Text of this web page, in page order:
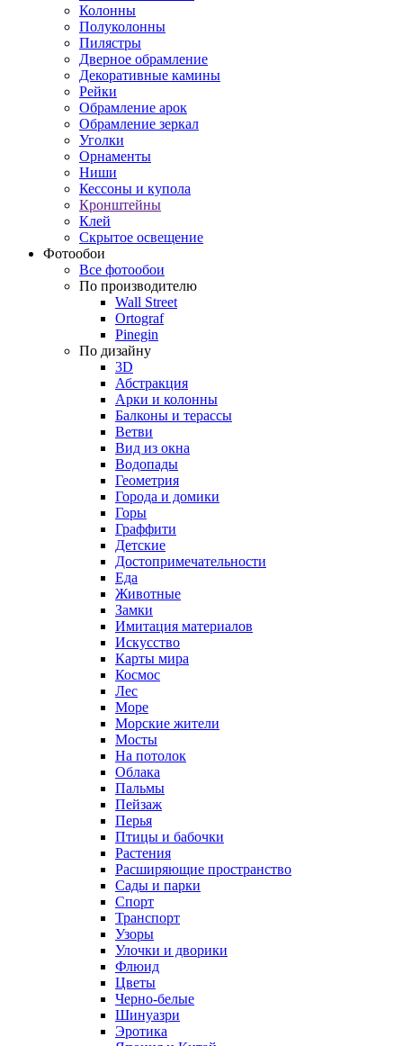
Колонны
Полуколонны
Пилястры
Дверное обрамление
Декоративные камины
Рейки
Обрамление арок
Обрамление зеркал
Уголки
Орнаменты
Ниши
Кессоны и купола
Кронштейны
Клей
Скрытое освещение
Фотообои
Все фотообои
По производителю
Wall Street
Ortograf
Pinegin
По дизайну
3D
Абстракция
Арки и колонны
Балконы и терассы
Ветви
Вид из окна
Водопады
Геометрия
Города и домики
Горы
Граффити
Детские
Достопримечательности
Еда
Животные
Замки
Имитация материалов
Искусство
Карты мира
Космос
Лес
Море
Морские жители
Мосты
На потолок
Облака
Пальмы
Пейзаж
Перья
Птицы и бабочки
Растения
Расширяющие пространство
Сады и парки
Спорт
Транспорт
Узоры
Улочки и дворики
Флюид
Цветы
Черно-белые
Шинуазри
Эротика